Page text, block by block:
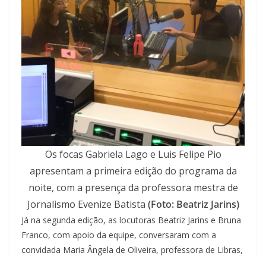
Os focas Gabriela Lago e Luis Felipe Pio
apresentam a primeira edição do programa da
noite, com a presença da professora mestra de
Jornalismo Evenize Batista (Foto: Beatriz Jarins)
Já na segunda edição, as locutoras Beatriz Jarins e Bruna
Franco, com apoio da equipe, conversaram com a
convidada Maria Ângela de Oliveira, professora de Libras,